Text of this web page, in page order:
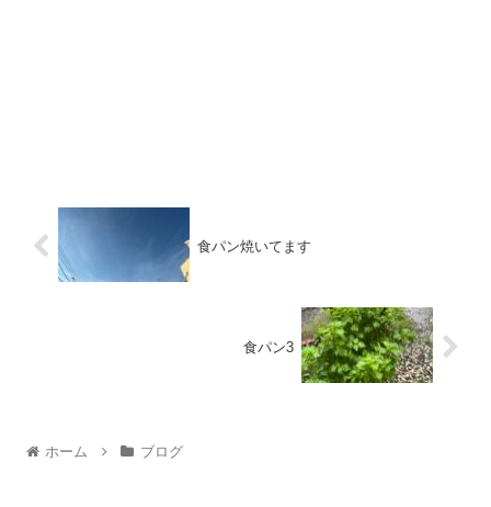
食パン焼いてます
食パン3
ホーム ブログ